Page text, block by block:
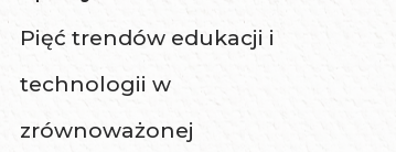
Pięć trendów edukacji i
technologii w
zrównoważonej